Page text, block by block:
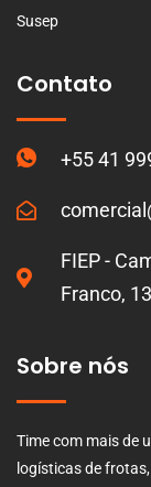
Susep
Contato
+55 41
FIEP -
Franco,
Sobre nós
Time com mais de
logísticas de